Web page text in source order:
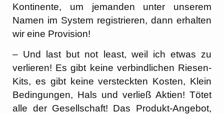
Kontinente, um jemanden unter unserem
Namen im System registrieren, dann erhalten
wir eine Provision!
– Und last but not least, weil ich etwas zu
verlieren! Es gibt keine verbindlichen Riesen-
Kits, es gibt keine versteckten Kosten, Klein
Bedingungen, Hals und verließ Aktien! Tötet
alle der Gesellschaft! Das Produkt-Angebot,